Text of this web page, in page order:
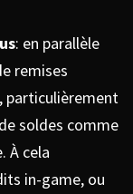
: en parallèle
remises
particulièrement
soldes comme
À cela
in-game, ou